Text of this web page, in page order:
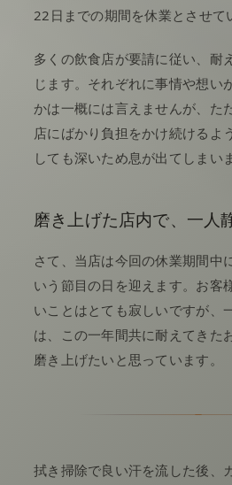
22日までの期間を休業とさせて
多くの飲食店が要請に従い、耐
じます。それぞれに事情や想い
かは一概には言えませんが、た
店にばかり負担をかけ続けるよ
しても深いため息が出てしまい
磨き上げた店内で、一人
さて、当店は今回の休業期間中
いう節目の日を迎えます。お客
いことはとても寂しいですが、
は、この一年間共に耐えてきた
磨き上げたいと思っています。
拭き掃除で良い汗を流した後、